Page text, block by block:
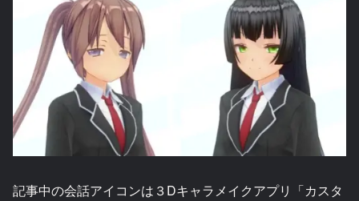
記事中の会話アイコンは３Dキャラメイクアプリ「カスタ